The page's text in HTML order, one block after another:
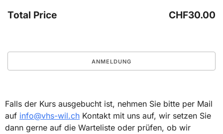
Total Price CHF30.00
Falls der Kurs ausgebucht ist, nehmen Sie bitte per Mail
auf info@vhs-wil.ch Kontakt mit uns auf, wir setzen Sie
dann gerne auf die Warteliste oder prüfen, ob wir